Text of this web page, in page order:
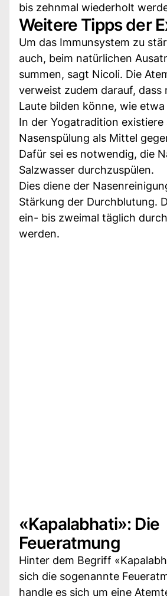
bis zehnmal wiederholt
Weitere Tipps der
Um das Immunsystem zu
auch, beim natürlichen
summen, sagt Nicoli. Die
verweist zudem darauf, dass
Laute bilden könne, wie etwa
In der Yogatradition existiere
Nasenspülung als Mittel
Dafür sei es notwendig, die
Salzwasser durchzuspülen.
Dies diene der
Stärkung der Durchblutung.
ein- bis zweimal täglich
werden.
«Kapalabhati»: Die
Feueratmung
Hinter dem Begriff
sich die sogenannte
handle es sich um eine